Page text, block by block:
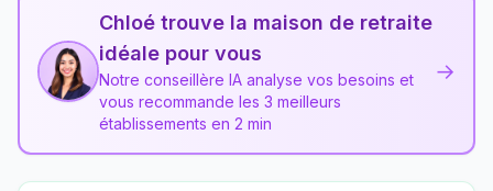
Chloé trouve la maison de retraite
idéale pour vous
Notre conseillère IA analyse vos besoins et
vous recommande les 3 meilleurs
établissements en 2 min
→